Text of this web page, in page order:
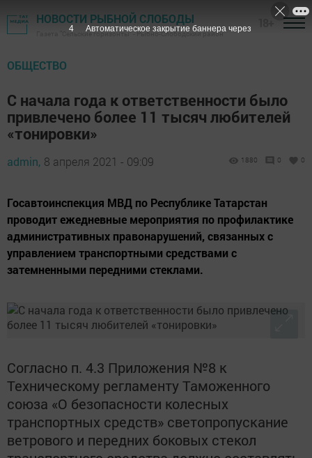
НОВОСТИ РЫБНОЙ СЛОБОДЫ
Газета "Сельские горизонты" - Рыбно-Слободский район
ОБЩЕСТВО
С начала года к ответственности было
привлечено более 11 тысяч любителей
«тонировки»
admin, 8 апреля 2021 - 09:09 1880 0 0
Госавтоинспекция МВД по Республике Татарстан
проводит ежедневные мероприятия по профилактике
административных правонарушений, связанных с
управлением транспортными средствами с
затемненными передними стеклами.
Согласно п. 4.3 Приложения №8 к
Техническому регламенту Таможенного
союза «О безопасности колесных
транспортных средств» светопропускание
ветрового и передних боковых стекол
3 Автоматическое закрытие баннера через